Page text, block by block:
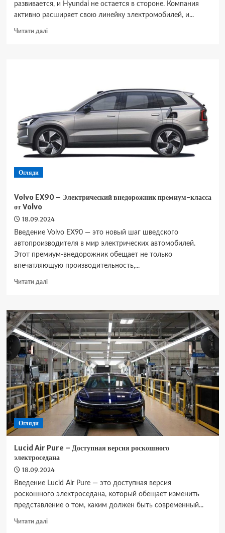
развивается, и Hyundai не остается в стороне. Компания
активно расширяет свою линейку электромобилей, и...
Читати даліДокладніше
электрический
кроссовер
от
Hyundai
Огляди
Volvo EX90 – Электрический внедорожник премиум-класса
от Volvo
18.09.2024
Введение Volvo EX90 — это новый шаг шведского
автопроизводителя в мир электрических автомобилей.
Этот премиум-внедорожник обещает не только
впечатляющую производительность,...
Читати даліДокладніше
EX90
–
Электрический
внедорожник
премиум-
класса
от
Volvo
Огляди
Lucid Air Pure – Доступная версия роскошного
электроседана
18.09.2024
Введение Lucid Air Pure — это доступная версия
роскошного электроседана, который обещает изменить
представление о том, каким должен быть современный...
Читати даліДокладніше